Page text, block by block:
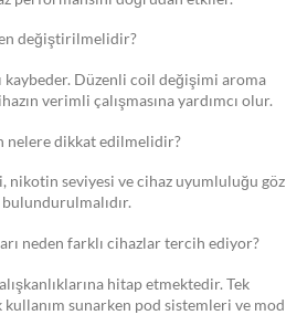
değiştirilmelidir?
kaybeder. Düzenli coil değişimi aroma
verimli çalışmasına yardımcı olur.
nelere dikkat edilmelidir?
nikotin seviyesi ve cihaz uyumluluğu göz
neden farklı cihazlar tercih ediyor?
hitap etmektedir. Tek
sunarken pod sistemleri ve mod